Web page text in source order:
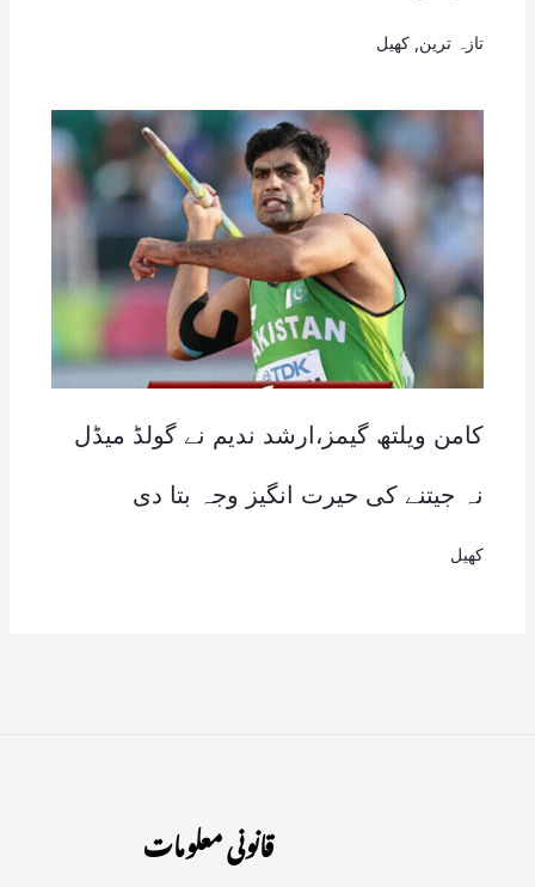
تازہ ترین کھیل
کامن ویلتھ گیمز،ارشد ندیم نے گولڈ میڈل
نہ جیتنے کی حیرت انگیز وجہ بتا دی
کھیل
قانونی معلومات